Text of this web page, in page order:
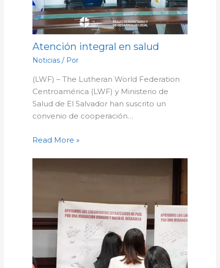
Atención integral en salud
Noticias/ Por
(LWF) – The Lutheran World Federation
Centroamérica (LWF) y Ministerio de
Salud de El Salvador han suscrito un
convenio de cooperación…
Read More »